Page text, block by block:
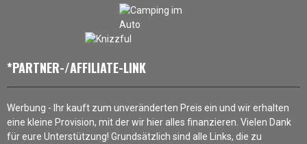
*PARTNER-/AFFILIATE-LINK
Werbung - Ihr kauft zum unveränderten Preis ein und wir erhalten
eine kleine Provision, mit der wir hier alles finanzieren. Vielen Dank
für eure Unterstützung! Grundsätzlich sind alle Links, die zu